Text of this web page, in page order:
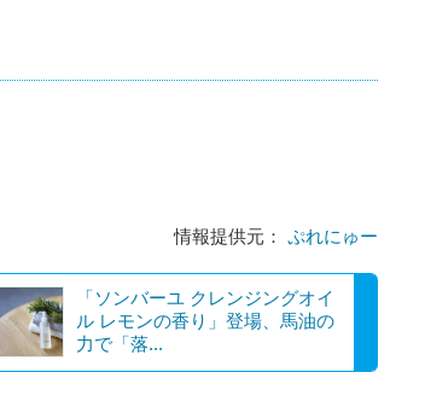
情報提供元： ぷれにゅー
「ソンバーユ クレンジングオイ
ル レモンの香り」登場、馬油の
力で「落...